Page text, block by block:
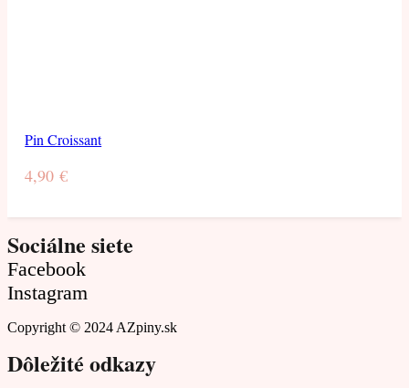
Pin Croissant
4,90€
Sociálne siete
Facebook
Instagram
Copyright © 2024 AZpiny.sk
Dôležité odkazy